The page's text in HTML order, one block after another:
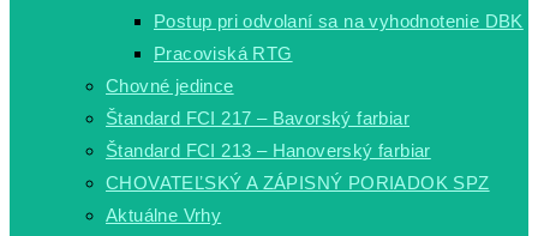
Postup pri odvolaní sa na vyhodnotenie DBK
Pracoviská RTG
Chovné jedince
Štandard FCI 217 – Bavorský farbiar
Štandard FCI 213 – Hanoverský farbiar
CHOVATEĽSKÝ A ZÁPISNÝ PORIADOK SPZ
Aktuálne Vrhy